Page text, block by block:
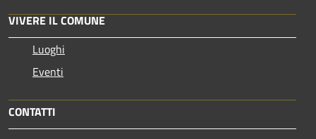
VIVERE IL COMUNE
Luoghi
Eventi
CONTATTI